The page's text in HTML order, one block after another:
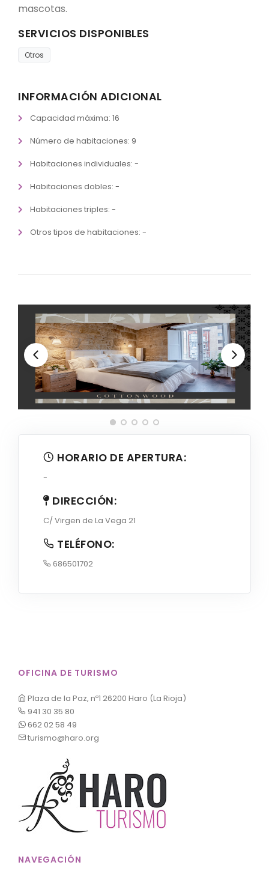
mascotas.
SERVICIOS DISPONIBLES
Otros
INFORMACIÓN ADICIONAL
Capacidad máxima: 16
Número de habitaciones: 9
Habitaciones individuales: -
Habitaciones dobles: -
Habitaciones triples: -
Otros tipos de habitaciones: -
HORARIO DE APERTURA:
-
DIRECCIÓN:
C/ Virgen de La Vega 21
TELÉFONO:
686501702
OFICINA DE TURISMO
Plaza de la Paz, nº1 26200 Haro (La Rioja)
941 30 35 80
662 02 58 49
turismo@haro.org
NAVEGACIÓN